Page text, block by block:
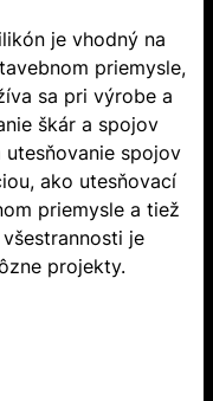
je vhodný na
priemysle,
sa pri výrobe a
škár a spojov
spojov
ako utesňovací
priemysle a tiež
je
projekty.